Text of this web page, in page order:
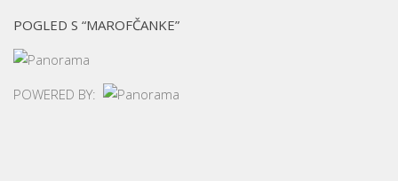
POGLED S “MAROFČANKE”
POWERED BY: